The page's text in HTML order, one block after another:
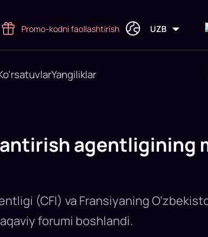
Promo-kodni faollashtirish UZB
Yangiliklar
agentligining
(CFI) va Fransiyaning
forumi boshlandi.